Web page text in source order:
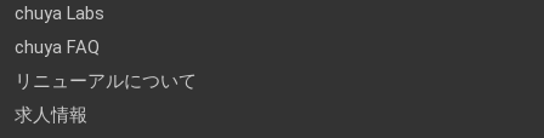
chuya Labs
chuya FAQ
リニューアルについて
求人情報